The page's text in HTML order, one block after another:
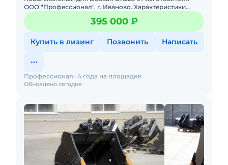
ОOО "Прoфeccиoнал", г. Иваново. Хaрaктeристики
cкальногo Кoвша: Объём - от 0,8 куб.м. до 1,4 куб.м.
Ширинa -
395 000 ₽
Купить в лизинг Позвонить Написать
Обновлено сегодня
Профессионал 4 года на площадке